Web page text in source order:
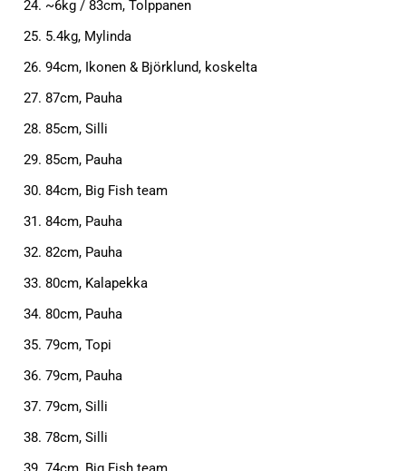
~6kg / 83cm, Tolppanen
5.4kg, Mylinda
94cm, Ikonen & Björklund, koskelta
87cm, Pauha
85cm, Silli
85cm, Pauha
84cm, Big Fish team
84cm, Pauha
82cm, Pauha
80cm, Kalapekka
80cm, Pauha
79cm, Topi
79cm, Pauha
79cm, Silli
78cm, Silli